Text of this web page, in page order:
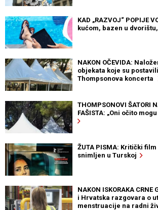
KAD „RAZVOJ“ POPIJE
kućom, bazen u
NAKON OČEVIDA:
objekata koje su
Thompsonova koncerta
THOMPSONOVI ŠATORI
FAŠISTA: „Oni očito
ŽUTA PISMA: Kritički
snimljen u Turskoj
NAKON ISKORAKA CRNE
i Hrvatska razgovara o
menstruacije na radni